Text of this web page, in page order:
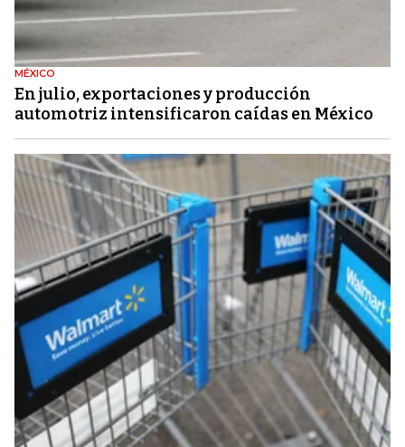
MÉXICO
En julio, exportaciones y producción
automotriz intensificaron caídas en México